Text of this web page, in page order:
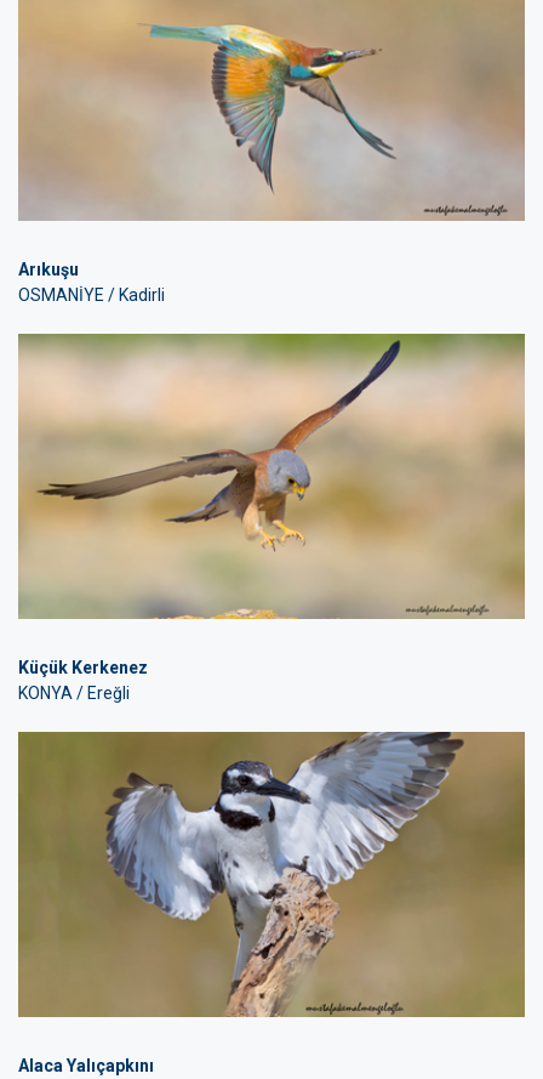
Arıkuşu
OSMANİYE / Kadirli
Küçük Kerkenez
KONYA / Ereğli
Alaca Yalıçapkını